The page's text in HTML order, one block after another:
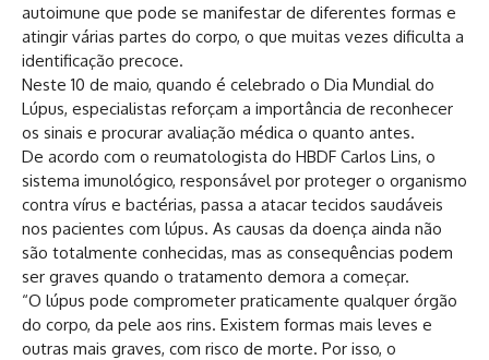
autoimune que pode se manifestar de diferentes formas e
atingir várias partes do corpo, o que muitas vezes dificulta a
identificação precoce.
Neste 10 de maio, quando é celebrado o Dia Mundial do
Lúpus, especialistas reforçam a importância de reconhecer
os sinais e procurar avaliação médica o quanto antes.
De acordo com o reumatologista do HBDF Carlos Lins, o
sistema imunológico, responsável por proteger o organismo
contra vírus e bactérias, passa a atacar tecidos saudáveis
nos pacientes com lúpus. As causas da doença ainda não
são totalmente conhecidas, mas as consequências podem
ser graves quando o tratamento demora a começar.
“O lúpus pode comprometer praticamente qualquer órgão
do corpo, da pele aos rins. Existem formas mais leves e
outras mais graves, com risco de morte. Por isso, o